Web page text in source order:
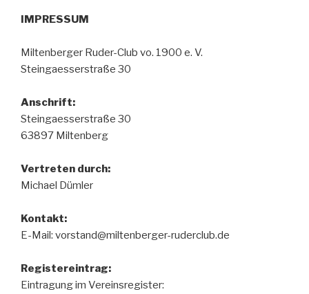
IMPRESSUM
Miltenberger Ruder-Club vo. 1900 e. V.
Steingaesserstraße 30
Anschrift:
Steingaesserstraße 30
63897 Miltenberg
Vertreten durch:
Michael Dümler
Kontakt:
E-Mail: vorstand@miltenberger-ruderclub.de
Registereintrag:
Eintragung im Vereinsregister: